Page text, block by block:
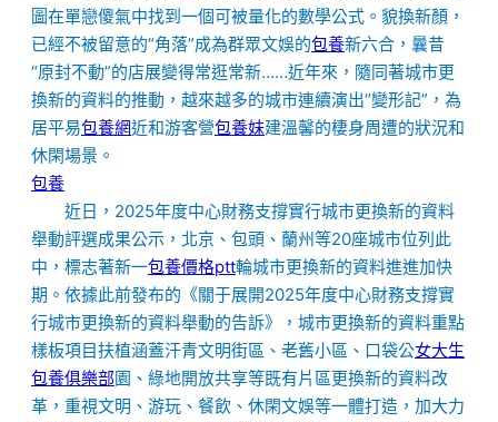
圖在單戀傻氣中找到一個可被量化的數學公式。貌換新顏，
已經不被留意的“角落”成為群眾文娛的包養新六合，曩昔
“原封不動”的店展變得常逛常新……近年來，隨同著城市更
換新的資料的推動，越來越多的城市連續演出“變形記”，為
居平易包養網近和游客營包養妹建溫馨的棲身周遭的狀況和
休閑場景。
包養
近日，2025年度中心財務支撐實行城市更換新的資料
舉動評選成果公示，北京、包頭、蘭州等20座城市位列此
中，標志著新一包養價格ptt輪城市更換新的資料進進加快
期。依據此前發布的《關于展開2025年度中心財務支撐實
行城市更換新的資料舉動的告訴》，城市更換新的資料重點
樣板項目扶植涵蓋汗青文明街區、老舊小區、口袋公女大生
包養俱樂部園、綠地開放共享等既有片區更換新的資料改
革，重視文明、游玩、餐飲、休閑文娛等一體打造，加大力